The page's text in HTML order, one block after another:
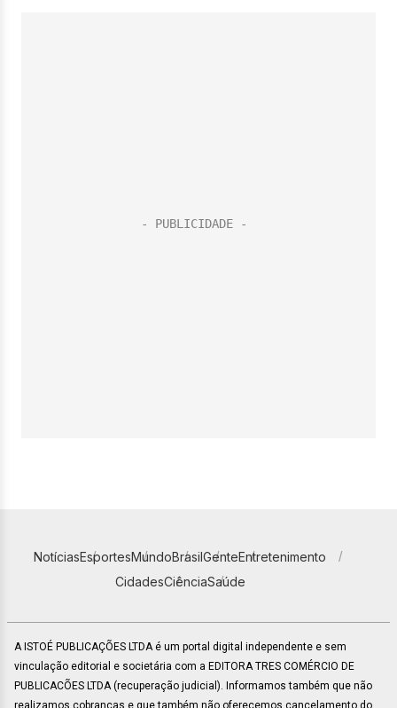
NotíciasEsportesMundoBrasilGenteEntretenimento
CidadesCiênciaSaúde
A ISTOÉ PUBLICAÇÕES LTDA é um portal digital independente e sem
vinculação editorial e societária com a EDITORA TRES COMÉRCIO DE
PUBLICACÕES LTDA (recuperação judicial). Informamos também que não
realizamos cobranças e que também não oferecemos cancelamento do